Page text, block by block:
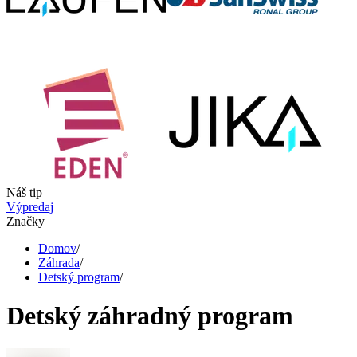
Náš tip
Výpredaj
Značky
Domov/
Záhrada/
Detský program/
Detský záhradný program